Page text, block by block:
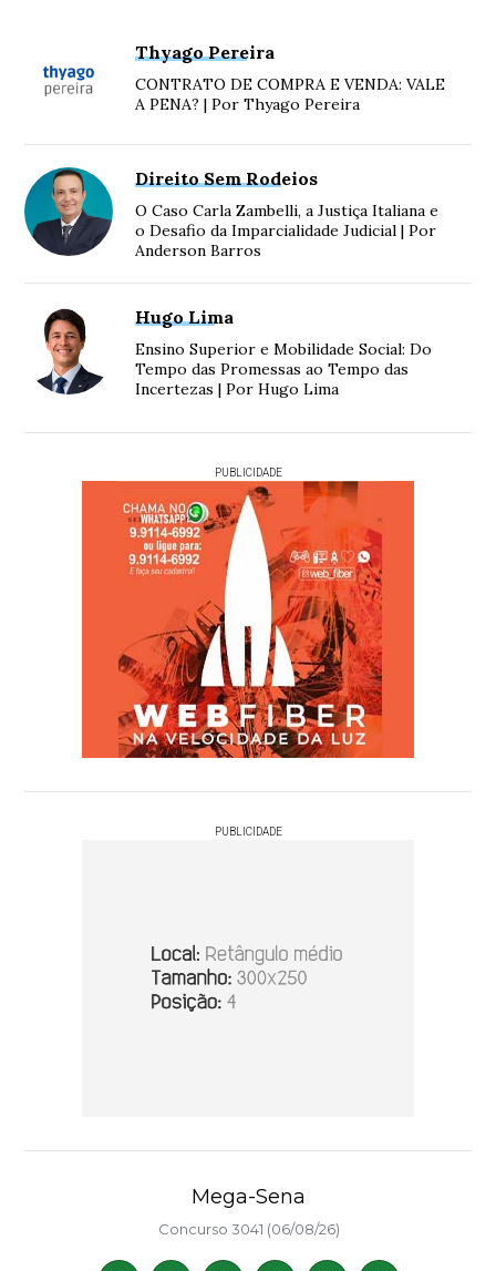
Thyago Pereira
CONTRATO DE COMPRA E VENDA: VALE
A PENA? | Por Thyago Pereira
Direito Sem Rodeios
O Caso Carla Zambelli, a Justiça Italiana e
o Desafio da Imparcialidade Judicial | Por
Anderson Barros
Hugo Lima
Ensino Superior e Mobilidade Social: Do
Tempo das Promessas ao Tempo das
Incertezas | Por Hugo Lima
PUBLICIDADE
PUBLICIDADE
Mega-Sena
Concurso 3041 (06/08/26)